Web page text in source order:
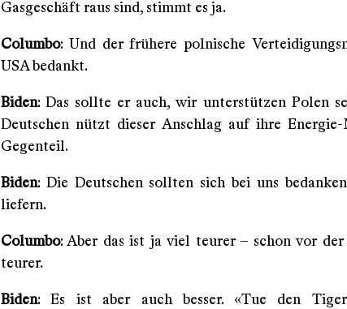
Gasgeschäft raus sind, stimmt es ja.
Columbo: Und der frühere polnische
USA bedankt.
Biden: Das sollte er auch, wir unterstützen Polen
Deutschen nützt dieser Anschlag auf ihre
Gegenteil.
Biden: Die Deutschen sollten sich bei uns
liefern.
Columbo: Aber das ist ja viel teurer – schon vor
teurer.
Biden: Es ist aber auch besser. «Tue den